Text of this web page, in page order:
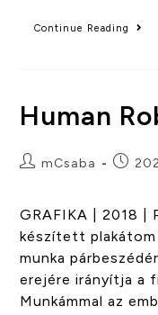
Continue Reading
Human
mCsaba
GRAFIKA | 2018 |
készített plakátom
munka
erejére irányítja a
Munkámmal az